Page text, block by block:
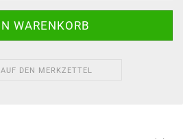
AUF DEN MERKZETTEL